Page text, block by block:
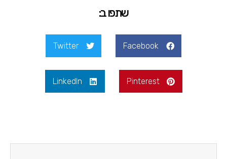
שתפו ב:
Facebook
Twitter
Pinterest
LinkedIn